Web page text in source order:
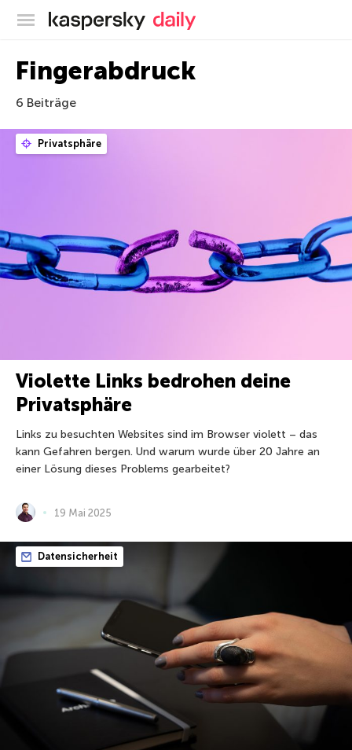
Offizieller Blog von Kaspersky
Fingerabdruck
6 Beiträge
Privatsphäre
Violette Links bedrohen deine
Privatsphäre
Links zu besuchten Websites sind im Browser violett – das
kann Gefahren bergen. Und warum wurde über 20 Jahre an
einer Lösung dieses Problems gearbeitet?
19 Mai 2025
Datensicherheit